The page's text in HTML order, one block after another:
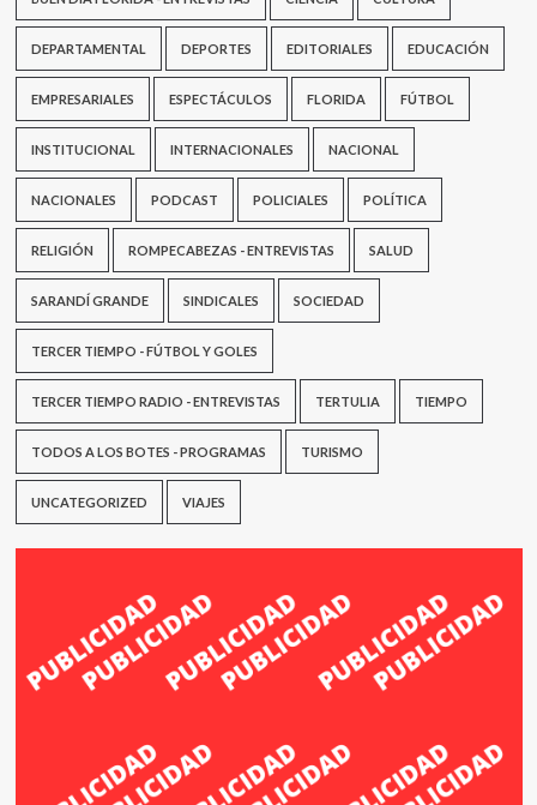
partidos
DEPARTAMENTAL DEPORTES EDITORIALES EDUCACIÓN
EMPRESARIALES ESPECTÁCULOS FLORIDA FÚTBOL
INSTITUCIONAL INTERNACIONALES NACIONAL
NACIONALES PODCAST POLICIALES POLÍTICA
RELIGIÓN ROMPECABEZAS - ENTREVISTAS SALUD
SARANDÍ GRANDE SINDICALES SOCIEDAD
TERCER TIEMPO - FÚTBOL Y GOLES
TERCER TIEMPO RADIO - ENTREVISTAS TERTULIA TIEMPO
TODOS A LOS BOTES - PROGRAMAS TURISMO
UNCATEGORIZED VIAJES